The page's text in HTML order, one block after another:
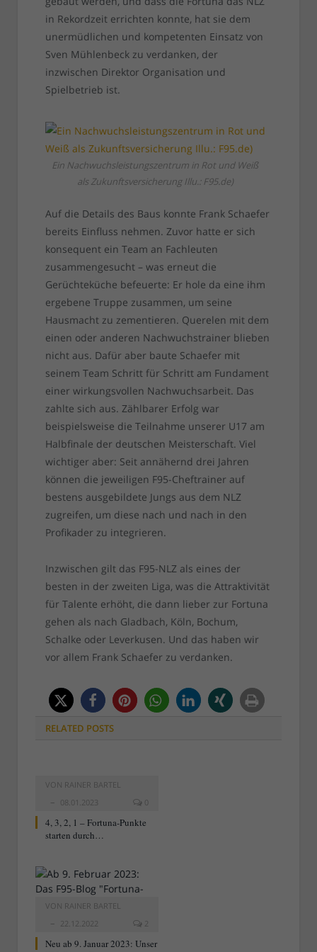
in Rekordzeit errichten konnte, hat sie dem
unermüdlichen und kompetenten Einsatz von
Sven Mühlenbeck zu verdanken, der
inzwischen Direktor Organisation und
Spielbetrieb ist.
Ein Nachwuchsleistungszentrum in Rot und Weiß
als Zukunftsversicherung Illu.: F95.de)
Auf die Details des Baus konnte Frank Schaefer
bereits Einfluss nehmen. Zuvor hatte er sich
konsequent ein Team an Fachleuten
zusammengesucht – was erneut die
Gerüchteküche befeuerte: Er hole da eine ihm
ergebene Truppe zusammen, um seine
Hausmacht zu zementieren. Querelen mit dem
einen oder anderen Nachwuchstrainer blieben
nicht aus. Dafür aber baute Schaefer mit
seinem Team Schritt für Schritt am Fundament
einer wirkungsvollen Nachwuchsarbeit. Das
zahlte sich aus. Zählbarer Erfolg war
beispielsweise die Teilnahme unserer U17 am
Halbfinale der deutschen Meisterschaft. Viel
wichtiger aber: Seit annähernd drei Jahren
können die jeweiligen F95-Cheftrainer auf
bestens ausgebildete Jungs aus dem NLZ
zugreifen, um diese nach und nach in den
Profikader zu integrieren.
Inzwischen gilt das F95-NLZ als eines der
besten in der zweiten Liga, was die Attraktivität
für Talente erhöht, die dann lieber zur Fortuna
gehen als nach Gladbach, Köln, Bochum,
Schalke oder Leverkusen. Und das haben wir
vor allem Frank Schaefer zu verdanken.
RELATED POSTS
VON RAINER BARTEL
08.01.2023
0
4, 3, 2, 1 – Fortuna-Punkte
starten durch…
VON RAINER BARTEL
22.12.2022
2
Neu ab 9. Januar 2023: Unser